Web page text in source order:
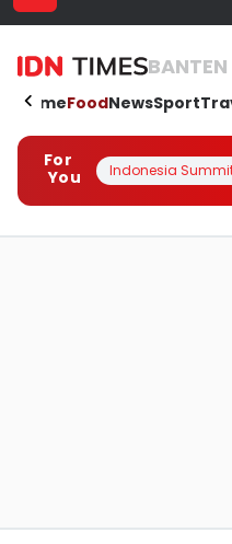
BANTEN
HomeFoodNewsSport
For
You
Indonesia